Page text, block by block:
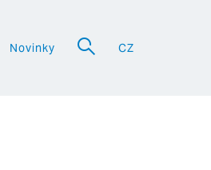
Novinky CZ